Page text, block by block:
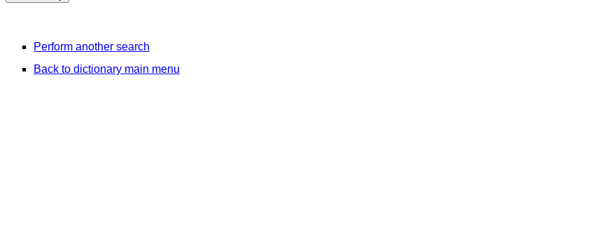
Perform another search
Back to dictionary main menu